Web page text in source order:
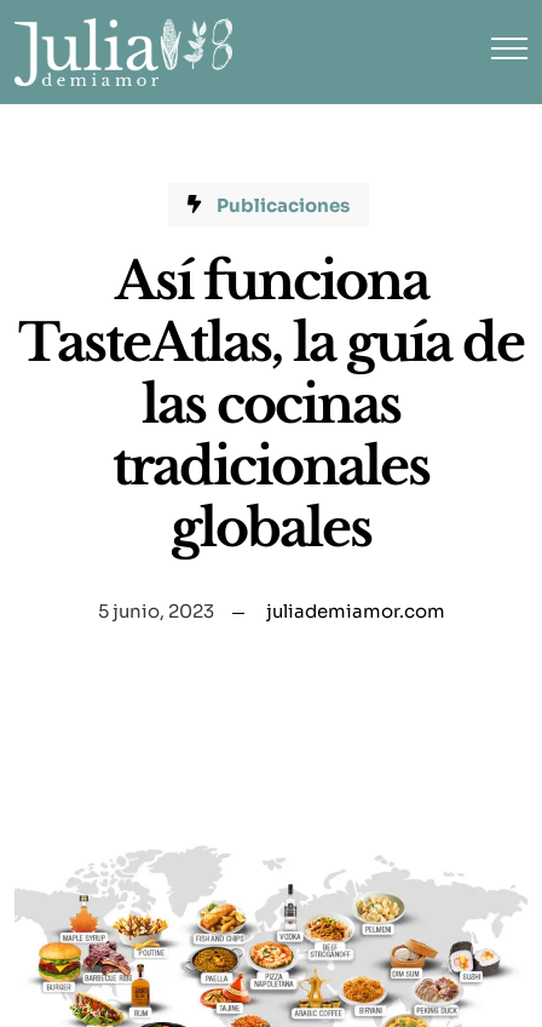
Publicaciones
Así funciona
TasteAtlas, la guía de
las cocinas
tradicionales
globales
5 junio, 2023 juliademiamor.com